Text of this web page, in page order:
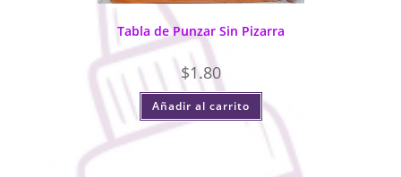
Tabla de Punzar Sin Pizarra
$1.80
Añadir al carrito